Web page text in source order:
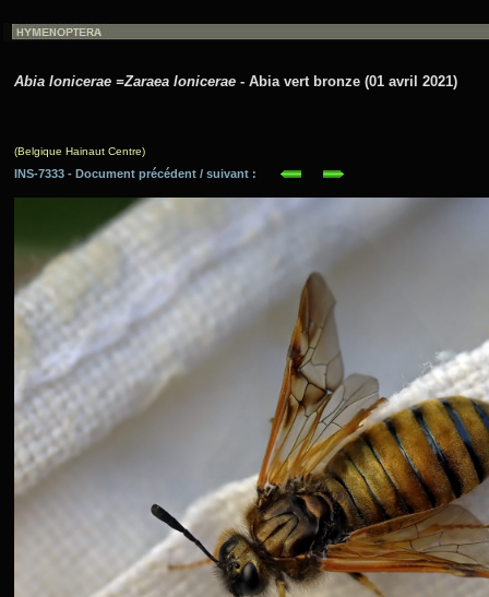
Abia lonicerae =Zaraea lonicerae - Abia vert bronze (01 avril 2021)
(Belgique Hainaut Centre)
INS-7333 - Document précédent / suivant :